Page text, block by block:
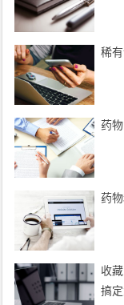
稀
药
药
收
搞定